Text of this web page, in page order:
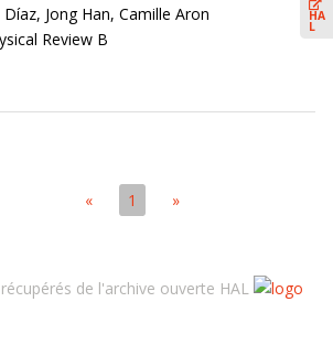
Jong Han, Camille Aron
Review B
HA
L
« 1 »
de l'archive ouverte HAL